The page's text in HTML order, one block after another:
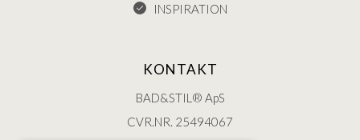
INSPIRATION
KONTAKT
BAD&STIL® ApS
CVR.NR. 25494067